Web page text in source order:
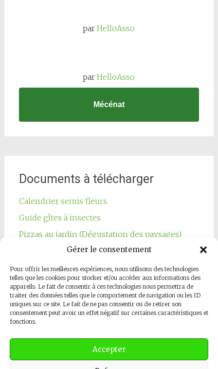
Gérer le consentement
Pour offrir les meilleures expériences, nous utilisons des technologies
telles que les cookies pour stocker et/ou accéder aux informations des
appareils. Le fait de consentir à ces technologies nous permettra de
traiter des données telles que le comportement de navigation ou les ID
uniques sur ce site. Le fait de ne pas consentir ou de retirer son
consentement peut avoir un effet négatif sur certaines caractéristiques et
fonctions.
Accepter
parHelloAsso
parHelloAsso
Mécénat
Documents à télécharger
Calendrier semis fleurs
Guide gîtes à insectes
Pizzas au jardin (Dégustation des paysages)
Notre page Facebook